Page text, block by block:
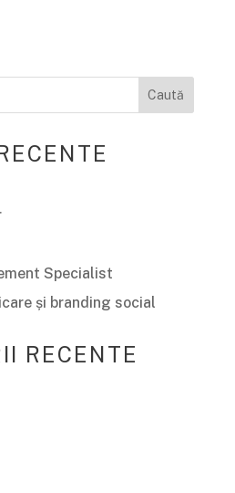
Specialist
și branding social
RECENTE